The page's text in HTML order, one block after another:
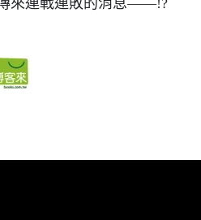
來連戰連敗的消息——!?